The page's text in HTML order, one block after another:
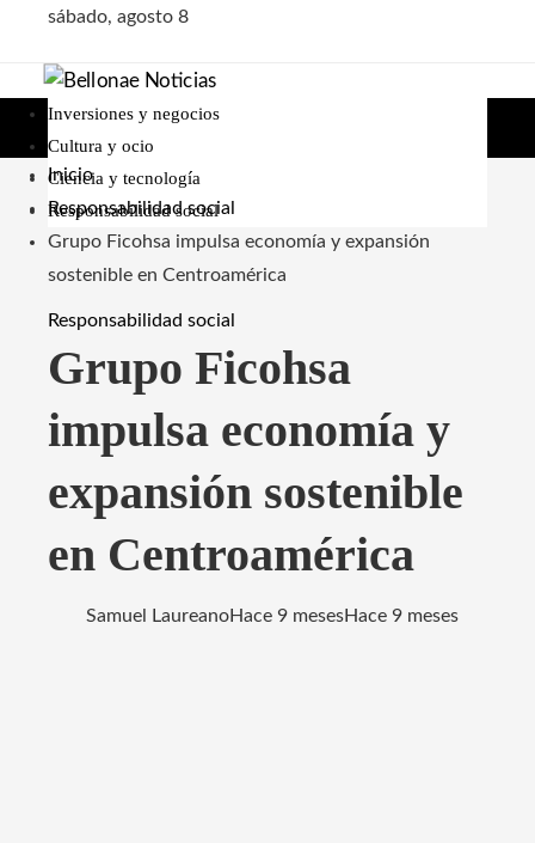
sábado, agosto 8
Inversiones y negocios
Cultura y ocio
Ciencia y tecnología
Responsabilidad social
Inicio
Responsabilidad social
Grupo Ficohsa impulsa economía y expansión
sostenible en Centroamérica
Responsabilidad social
Grupo Ficohsa
impulsa economía y
expansión sostenible
en Centroamérica
Samuel LaureanoHace 9 mesesHace 9 meses